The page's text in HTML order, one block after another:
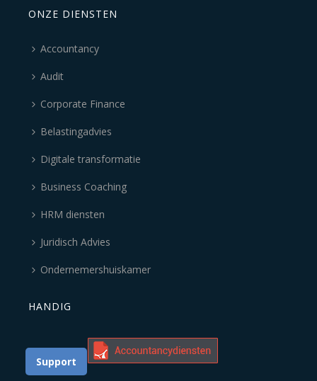
ONZE DIENSTEN
Accountancy
Audit
Corporate Finance
Belastingadvies
Digitale transformatie
Business Coaching
HRM diensten
Juridisch Advies
Ondernemershuiskamer
HANDIG
Support